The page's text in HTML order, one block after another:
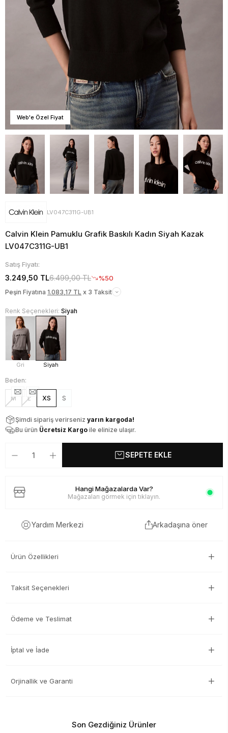
Web'e Özel Fiyat
LV047C311G-UB1
Calvin Klein Pamuklu Grafik Baskılı Kadın Siyah Kazak
LV047C311G-UB1
Satış Fiyatı:
3.249,50 TL6.499,00 TL %50
Peşin Fiyatına 1.083,17 TL x 3 Taksit
Renk Seçenekleri: Siyah
Gri Siyah
Beden:
M L XS S
Şimdi sipariş verirseniz yarın kargoda!
Bu ürün Ücretsiz Kargo ile elinize ulaşır.
SEPETE EKLE
Hangi Mağazalarda Var?
Mağazaları görmek için tıklayın.
Yardım Merkezi Arkadaşına öner
Ürün Özellikleri
Taksit Seçenekleri
Ödeme ve Teslimat
İptal ve İade
Orjinallik ve Garanti
Son Gezdiğiniz Ürünler